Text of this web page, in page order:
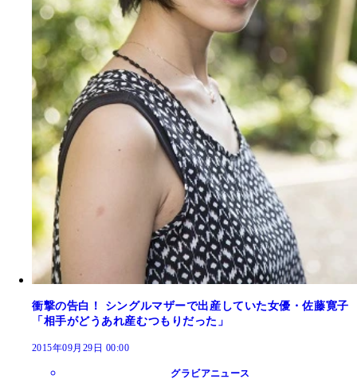
衝撃の告白！ シングルマザーで出産していた女優・佐藤寛子
「相手がどうあれ産むつもりだった」
2015年09月29日 00:00
グラビアニュース